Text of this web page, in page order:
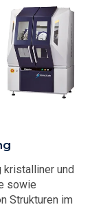
kristalliner und
sowie
Strukturen im